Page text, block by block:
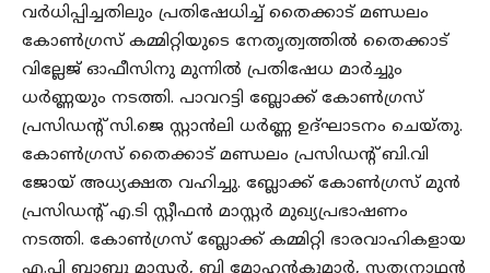
വർധിപ്പിച്ചതിലും പ്രതിഷേധിച്ച് തൈക്കാട് മണ്ഡലം
കോൺഗ്രസ് കമ്മിറ്റിയുടെ നേതൃത്വത്തിൽ തൈക്കാട്
വില്ലേജ് ഓഫീസിനു മുന്നിൽ പ്രതിഷേധ മാർച്ചും
ധർണ്ണയും നടത്തി. പാവറട്ടി ബ്ലോക്ക് കോൺഗ്രസ്
പ്രസിഡന്റ് സി.ജെ സ്റ്റാൻലി ധർണ്ണ ഉദ്ഘാടനം ചെയ്തു.
കോൺഗ്രസ് തൈക്കാട് മണ്ഡലം പ്രസിഡന്റ് ബി.വി
ജോയ് അധ്യക്ഷത വഹിച്ചു. ബ്ലോക്ക് കോൺഗ്രസ് മുൻ
പ്രസിഡന്റ് എ.ടി സ്റ്റീഫൻ മാസ്റ്റർ മുഖ്യപ്രഭാഷണം
നടത്തി. കോൺഗ്രസ് ബ്ലോക്ക് കമ്മിറ്റി ഭാരവാഹികളായ